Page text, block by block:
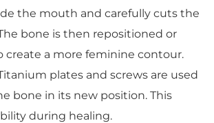
the mouth and carefully cuts the
bone is then repositioned or
create a more feminine contour.
plates and screws are used
bone in its new position. This
during healing.